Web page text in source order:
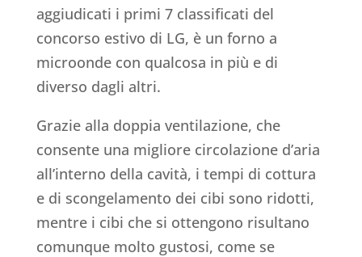
aggiudicati i primi 7 classificati del
concorso estivo di LG, è un forno a
microonde con qualcosa in più e di
diverso dagli altri.
Grazie alla doppia ventilazione, che
consente una migliore circolazione d’aria
all’interno della cavità, i tempi di cottura
e di scongelamento dei cibi sono ridotti,
mentre i cibi che si ottengono risultano
comunque molto gustosi, come se